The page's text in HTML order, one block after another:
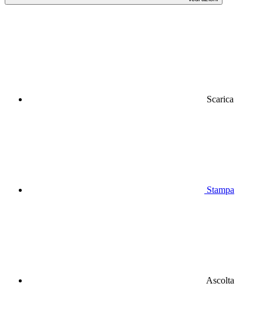
Scarica
Stampa
Ascolta